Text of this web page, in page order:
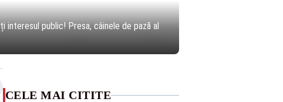
interesul public! Presa, câinele de pază al
CELE MAI CITITE